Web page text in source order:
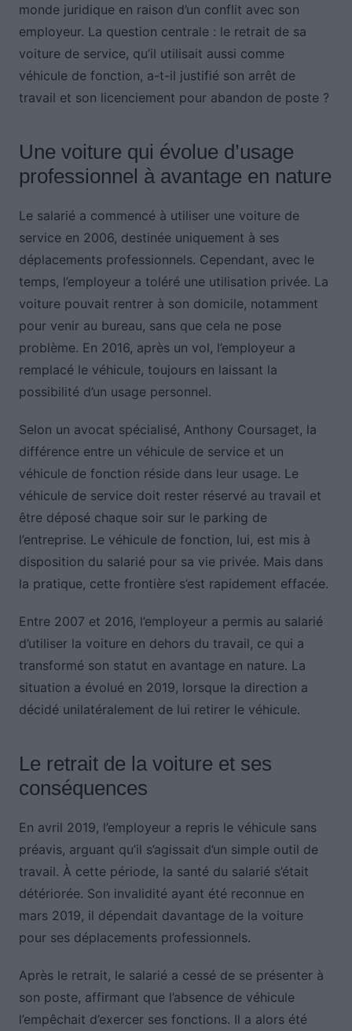
monde juridique en raison d’un conflit avec son
employeur. La question centrale : le retrait de sa
voiture de service, qu’il utilisait aussi comme
véhicule de fonction, a-t-il justifié son arrêt de
travail et son licenciement pour abandon de poste ?
Une voiture qui évolue d’usage
professionnel à avantage en nature
Le salarié a commencé à utiliser une voiture de
service en 2006, destinée uniquement à ses
déplacements professionnels. Cependant, avec le
temps, l’employeur a toléré une utilisation privée. La
voiture pouvait rentrer à son domicile, notamment
pour venir au bureau, sans que cela ne pose
problème. En 2016, après un vol, l’employeur a
remplacé le véhicule, toujours en laissant la
possibilité d’un usage personnel.
Selon un avocat spécialisé, Anthony Coursaget, la
différence entre un véhicule de service et un
véhicule de fonction réside dans leur usage. Le
véhicule de service doit rester réservé au travail et
être déposé chaque soir sur le parking de
l’entreprise. Le véhicule de fonction, lui, est mis à
disposition du salarié pour sa vie privée. Mais dans
la pratique, cette frontière s’est rapidement effacée.
Entre 2007 et 2016, l’employeur a permis au salarié
d’utiliser la voiture en dehors du travail, ce qui a
transformé son statut en avantage en nature. La
situation a évolué en 2019, lorsque la direction a
décidé unilatéralement de lui retirer le véhicule.
Le retrait de la voiture et ses
conséquences
En avril 2019, l’employeur a repris le véhicule sans
préavis, arguant qu’il s’agissait d’un simple outil de
travail. À cette période, la santé du salarié s’était
détériorée. Son invalidité ayant été reconnue en
mars 2019, il dépendait davantage de la voiture
pour ses déplacements professionnels.
Après le retrait, le salarié a cessé de se présenter à
son poste, affirmant que l’absence de véhicule
l’empêchait d’exercer ses fonctions. Il a alors été